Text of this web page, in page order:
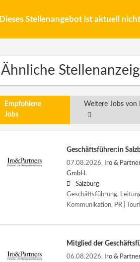
Dieses Stellenangebot ist aktuell
Ähnliche
Empfohlene
Jobs
Weitere Jobs von
Geschäftsführer:in
07.08.2026,
Iro &
GmbH.
Salzburg
Geschäftsführung,
Kommunikation, PR |
Mitglied der
06.08.2026,
Iro &